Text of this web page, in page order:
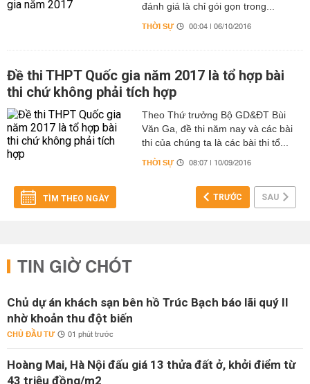
đánh giá là chỉ gói gọn trong...
THỜI SỰ 00:04 | 06/10/2016
Đề thi THPT Quốc gia năm 2017 là tổ hợp bài
thi chứ không phải tích hợp
Theo Thứ trưởng ​Bộ GD&ĐT Bùi
Văn Ga, đề thi năm nay và các bài
thi của chúng ta là các bài thi tổ...
THỜI SỰ 08:07 | 10/09/2016
TÌM THEO NGÀY TRƯỚC SAU
TIN GIỜ CHÓT
Chủ dự án khách sạn bên hồ Trúc Bạch báo lãi quý II
nhờ khoản thu đột biến
CHỦ ĐẦU TƯ 01 phút trước
Hoàng Mai, Hà Nội đấu giá 13 thửa đất ở, khởi điểm từ
43 triệu đồng/m2